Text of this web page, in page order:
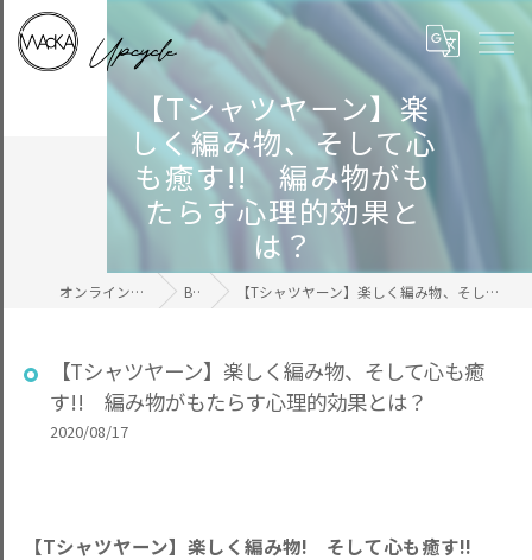
【Tシャツヤーン】楽
しく編み物、そして心
も癒す!! 編み物がも
たらす心理的効果と
は？
オンラインの毛糸ならWAcKA BLOG 【Tシャツヤーン】楽しく編み物、そして心も癒す!! 編み物がもたらす心理的効果とは？
【Tシャツヤーン】楽しく編み物、そして心も癒
す!! 編み物がもたらす心理的効果とは？
2020/08/17
【Tシャツヤーン】楽しく編み物! そして心も癒す!!